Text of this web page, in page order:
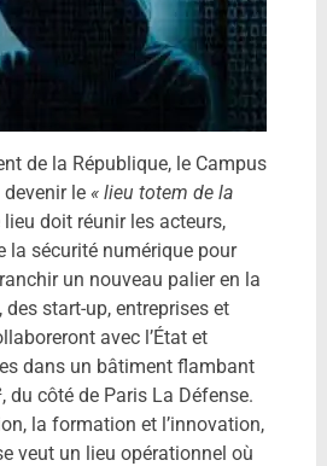
de la République, le Campus
devenir le « lieu totem de la
lieu doit réunir les acteurs,
la sécurité numérique pour
un nouveau palier en la
des start-up, entreprises et
avec l’État et
dans un bâtiment flambant
du côté de Paris La Défense.
la formation et l’innovation,
veut un lieu opérationnel où